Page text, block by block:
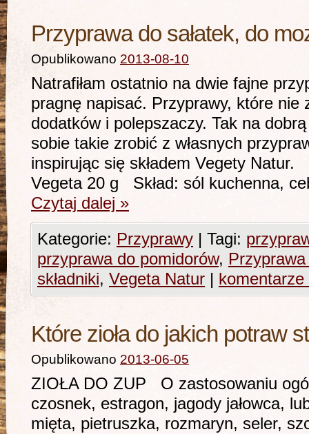
Przyprawa do sałatek, do
Opublikowano 2013-08-10
Natrafiłam ostatnio na dwie fajne
pragnę napisać. Przyprawy, które nie
dodatków i polepszaczy. Tak na
sobie takie zrobić z własnych
inspirując się składem Vegety
Vegeta 20 g Skład: sól kuchenna,
Czytaj dalej »
Kategorie: Przyprawy | Tagi:
przyprawa do pomidorów, Przyprawa
składniki, Vegeta Natur | komentarze
Które zioła do jakich potraw
Opublikowano 2013-06-05
ZIOŁA DO ZUP O zastosowaniu
czosnek, estragon, jagody jałowca,
mięta, pietruszka, rozmaryn, seler,